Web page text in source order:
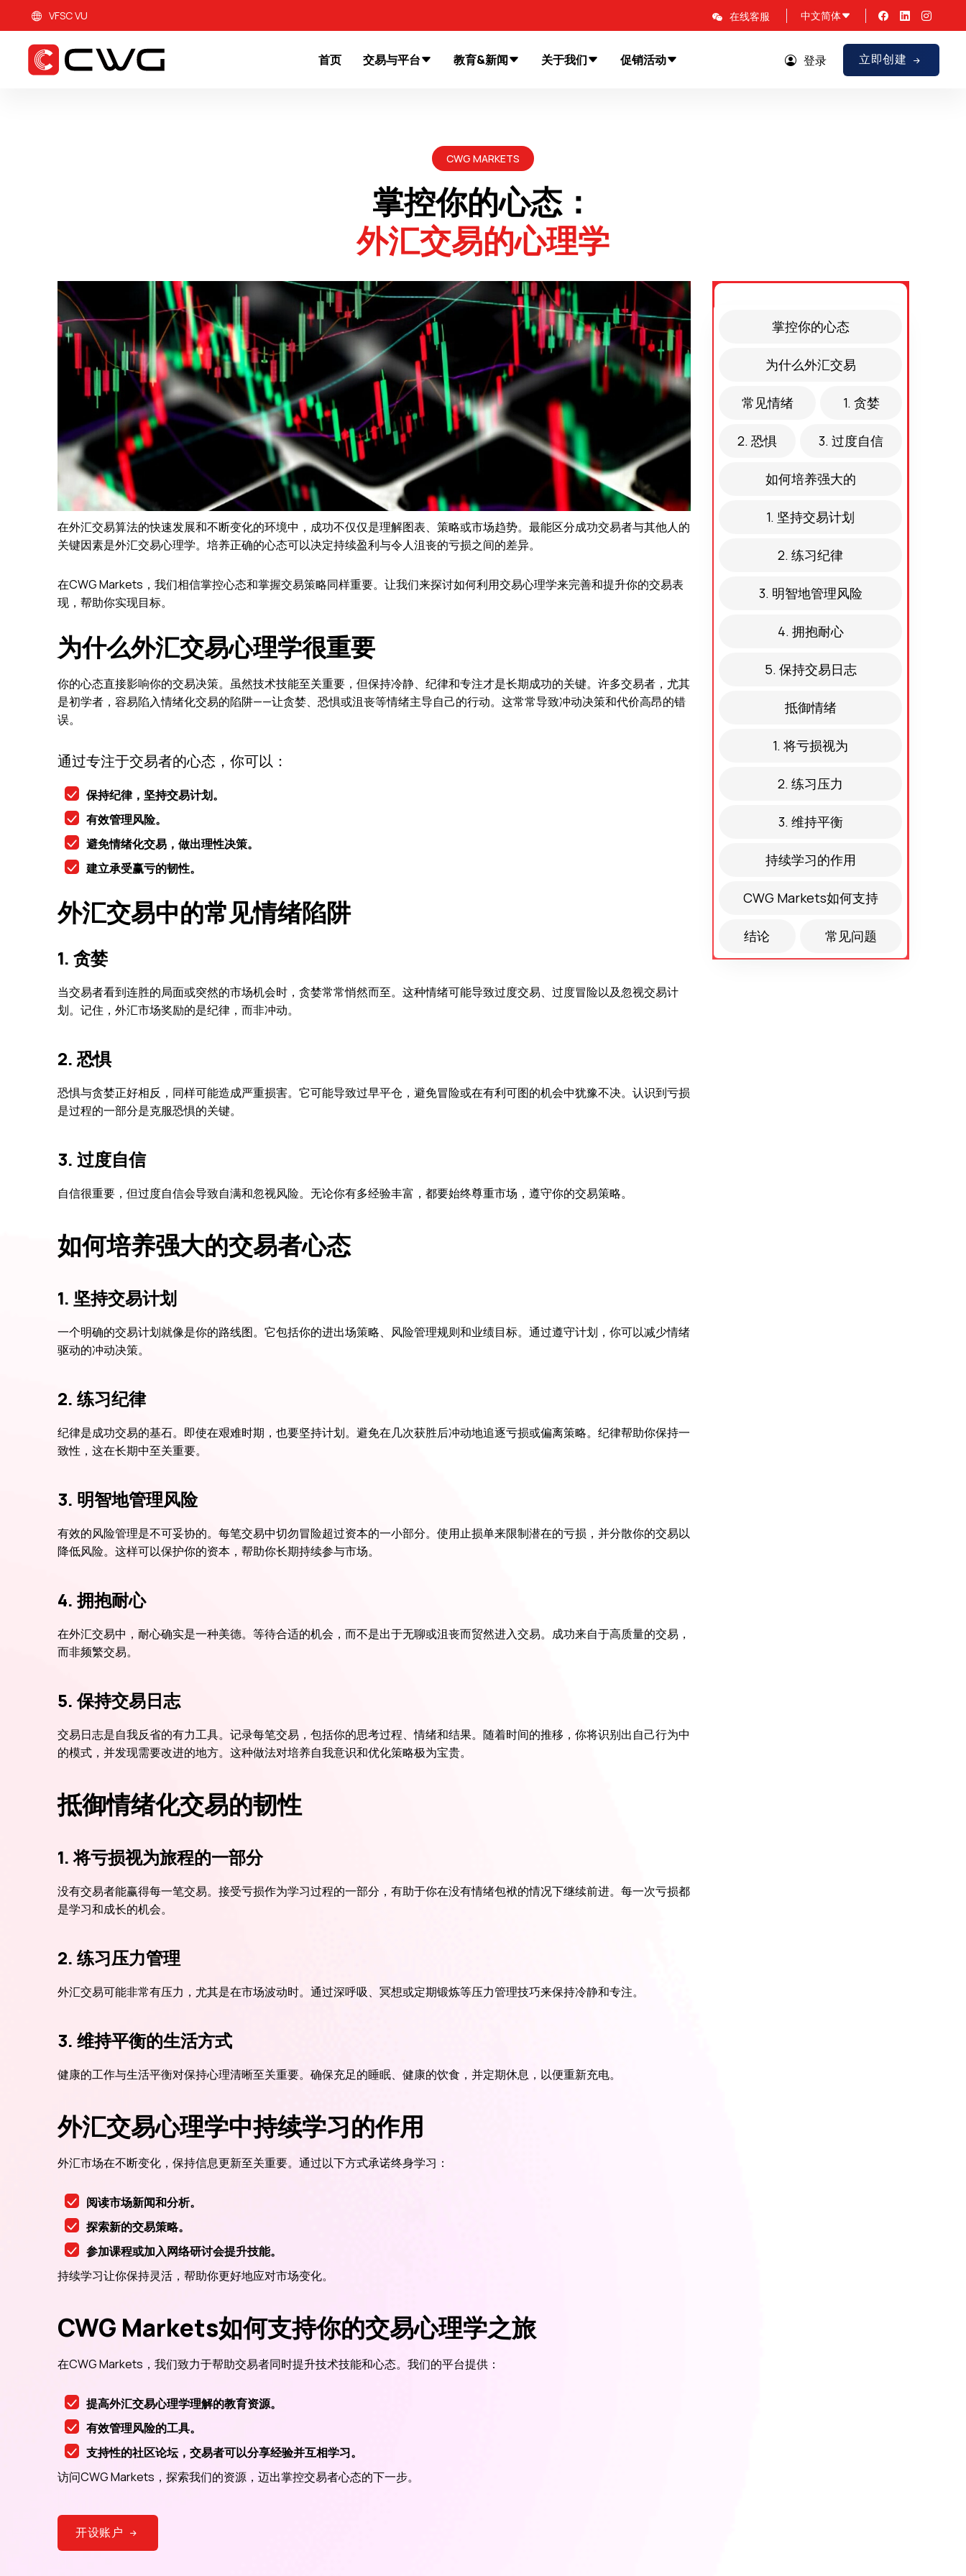
VFSC VU 在线客服 中文简体
首页 交易与平台 教育&新闻 关于我们 促销活动 登录 立即创建
CWG MARKETS
掌控你的心态：
外汇交易的心理学
在外汇交易算法的快速发展和不断变化的环境中，成功不仅仅是理解图表、策略或市场趋势。最能区分成功交易者与其他人的
关键因素是外汇交易心理学。培养正确的心态可以决定持续盈利与令人沮丧的亏损之间的差异。
在CWG Markets，我们相信掌控心态和掌握交易策略同样重要。让我们来探讨如何利用交易心理学来完善和提升你的交易表
现，帮助你实现目标。
为什么外汇交易心理学很重要
你的心态直接影响你的交易决策。虽然技术技能至关重要，但保持冷静、纪律和专注才是长期成功的关键。许多交易者，尤其
是初学者，容易陷入情绪化交易的陷阱——让贪婪、恐惧或沮丧等情绪主导自己的行动。这常常导致冲动决策和代价高昂的错
误。
通过专注于交易者的心态，你可以：
保持纪律，坚持交易计划。
有效管理风险。
避免情绪化交易，做出理性决策。
建立承受赢亏的韧性。
外汇交易中的常见情绪陷阱
1. 贪婪
当交易者看到连胜的局面或突然的市场机会时，贪婪常常悄然而至。这种情绪可能导致过度交易、过度冒险以及忽视交易计
划。记住，外汇市场奖励的是纪律，而非冲动。
2. 恐惧
恐惧与贪婪正好相反，同样可能造成严重损害。它可能导致过早平仓，避免冒险或在有利可图的机会中犹豫不决。认识到亏损
是过程的一部分是克服恐惧的关键。
3. 过度自信
自信很重要，但过度自信会导致自满和忽视风险。无论你有多经验丰富，都要始终尊重市场，遵守你的交易策略。
如何培养强大的交易者心态
1. 坚持交易计划
一个明确的交易计划就像是你的路线图。它包括你的进出场策略、风险管理规则和业绩目标。通过遵守计划，你可以减少情绪
驱动的冲动决策。
2. 练习纪律
纪律是成功交易的基石。即使在艰难时期，也要坚持计划。避免在几次获胜后冲动地追逐亏损或偏离策略。纪律帮助你保持一
致性，这在长期中至关重要。
3. 明智地管理风险
有效的风险管理是不可妥协的。每笔交易中切勿冒险超过资本的一小部分。使用止损单来限制潜在的亏损，并分散你的交易以
降低风险。这样可以保护你的资本，帮助你长期持续参与市场。
4. 拥抱耐心
在外汇交易中，耐心确实是一种美德。等待合适的机会，而不是出于无聊或沮丧而贸然进入交易。成功来自于高质量的交易，
而非频繁交易。
5. 保持交易日志
交易日志是自我反省的有力工具。记录每笔交易，包括你的思考过程、情绪和结果。随着时间的推移，你将识别出自己行为中
的模式，并发现需要改进的地方。这种做法对培养自我意识和优化策略极为宝贵。
抵御情绪化交易的韧性
1. 将亏损视为旅程的一部分
没有交易者能赢得每一笔交易。接受亏损作为学习过程的一部分，有助于你在没有情绪包袱的情况下继续前进。每一次亏损都
是学习和成长的机会。
2. 练习压力管理
外汇交易可能非常有压力，尤其是在市场波动时。通过深呼吸、冥想或定期锻炼等压力管理技巧来保持冷静和专注。
3. 维持平衡的生活方式
健康的工作与生活平衡对保持心理清晰至关重要。确保充足的睡眠、健康的饮食，并定期休息，以便重新充电。
外汇交易心理学中持续学习的作用
外汇市场在不断变化，保持信息更新至关重要。通过以下方式承诺终身学习：
阅读市场新闻和分析。
探索新的交易策略。
参加课程或加入网络研讨会提升技能。
持续学习让你保持灵活，帮助你更好地应对市场变化。
CWG Markets如何支持你的交易心理学之旅
在CWG Markets，我们致力于帮助交易者同时提升技术技能和心态。我们的平台提供：
提高外汇交易心理学理解的教育资源。
有效管理风险的工具。
支持性的社区论坛，交易者可以分享经验并互相学习。
访问CWG Markets，探索我们的资源，迈出掌控交易者心态的下一步。
开设账户
掌控你的心态
为什么外汇交易
常见情绪 1. 贪婪
2. 恐惧 3. 过度自信
如何培养强大的
1. 坚持交易计划
2. 练习纪律
3. 明智地管理风险
4. 拥抱耐心
5. 保持交易日志
抵御情绪
1. 将亏损视为
2. 练习压力
3. 维持平衡
持续学习的作用
CWG Markets如何支持
结论 常见问题